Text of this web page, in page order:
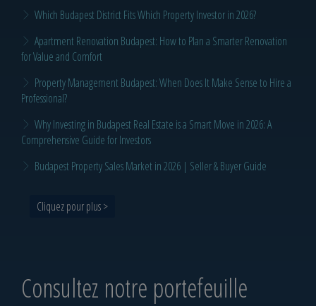
Which Budapest District Fits Which Property Investor in 2026?
Apartment Renovation Budapest: How to Plan a Smarter Renovation
for Value and Comfort
Property Management Budapest: When Does It Make Sense to Hire a
Professional?
Why Investing in Budapest Real Estate is a Smart Move in 2026: A
Comprehensive Guide for Investors
Budapest Property Sales Market in 2026 | Seller & Buyer Guide
Cliquez pour plus >
Consultez notre portefeuille